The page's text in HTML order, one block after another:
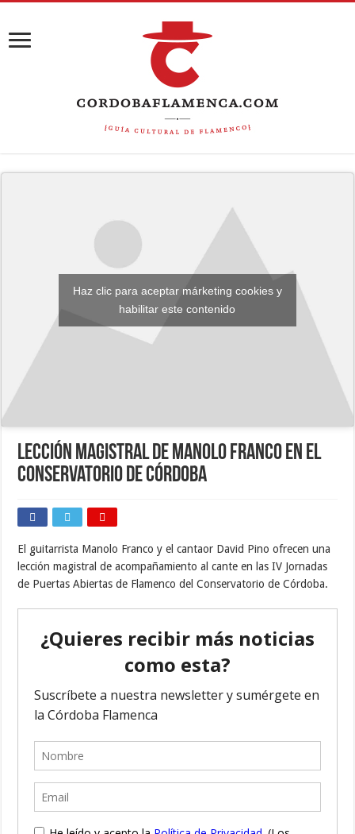
Haz clic para aceptar márketing cookies y
habilitar este contenido
Lección Magistral de Manolo Franco en el
Conservatorio de Córdoba
El guitarrista Manolo Franco y el cantaor David Pino ofrecen una
lección magistral de acompañamiento al cante en las IV Jornadas
de Puertas Abiertas de Flamenco del Conservatorio de Córdoba.